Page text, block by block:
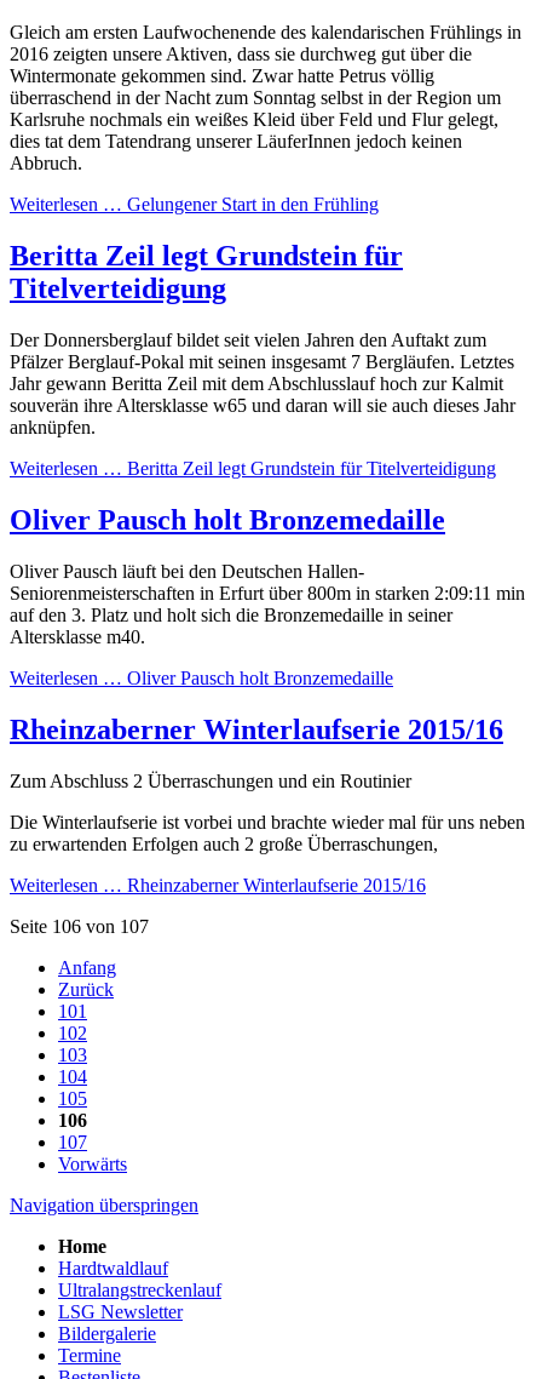
Gleich am ersten Laufwochenende des kalendarischen Frühlings in
2016 zeigten unsere Aktiven, dass sie durchweg gut über die
Wintermonate gekommen sind. Zwar hatte Petrus völlig
überraschend in der Nacht zum Sonntag selbst in der Region um
Karlsruhe nochmals ein weißes Kleid über Feld und Flur gelegt,
dies tat dem Tatendrang unserer LäuferInnen jedoch keinen
Abbruch.
Weiterlesen … Gelungener Start in den Frühling
Beritta Zeil legt Grundstein für
Titelverteidigung
Der Donnersberglauf bildet seit vielen Jahren den Auftakt zum
Pfälzer Berglauf-Pokal mit seinen insgesamt 7 Bergläufen. Letztes
Jahr gewann Beritta Zeil mit dem Abschlusslauf hoch zur Kalmit
souverän ihre Altersklasse w65 und daran will sie auch dieses Jahr
anknüpfen.
Weiterlesen … Beritta Zeil legt Grundstein für Titelverteidigung
Oliver Pausch holt Bronzemedaille
Oliver Pausch läuft bei den Deutschen Hallen-
Seniorenmeisterschaften in Erfurt über 800m in starken 2:09:11 min
auf den 3. Platz und holt sich die Bronzemedaille in seiner
Altersklasse m40.
Weiterlesen … Oliver Pausch holt Bronzemedaille
Rheinzaberner Winterlaufserie 2015/16
Zum Abschluss 2 Überraschungen und ein Routinier
Die Winterlaufserie ist vorbei und brachte wieder mal für uns neben
zu erwartenden Erfolgen auch 2 große Überraschungen,
Weiterlesen … Rheinzaberner Winterlaufserie 2015/16
Seite 106 von 107
Anfang
Zurück
101
102
103
104
105
106
107
Vorwärts
Navigation überspringen
Home
Hardtwaldlauf
Ultralangstreckenlauf
LSG Newsletter
Bildergalerie
Termine